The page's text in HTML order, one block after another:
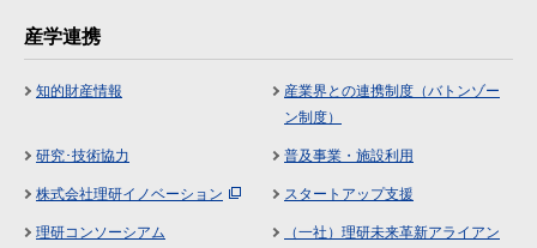
産学連携
知的財産情報
産業界との連携制度（バトンゾー
ン制度）
研究･技術協力 普及事業・施設利用
株式会社理研イノベーション スタートアップ支援
理研コンソーシアム
（一社）理研未来革新アライアン